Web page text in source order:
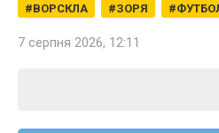
ВОРСКЛА ЗОРЯ
7 серпня 2026, 12:11